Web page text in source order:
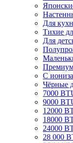
Для
Тихие
Для
C
Чёрные
7000
9000
12000
18000
24000
28 000